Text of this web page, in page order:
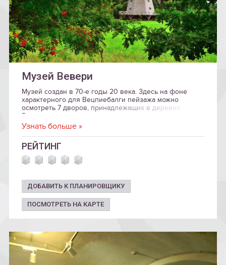
Музей Вевери
Музей создан в 70-е годы 20 века. Здесь на фоне
характерного для Вецпиебалги пейзажа можно
осмотреть 7 дворов, принадлежащих в деревне
Вевери крестьянам и ремесленникам - это
замечательные образцы краевого народного
Узнать больше »
РЕЙТИНГ
ДОБАВИТЬ К ПЛАНИРОВЩИКУ
ПОСМОТРЕТЬ НА КАРТЕ